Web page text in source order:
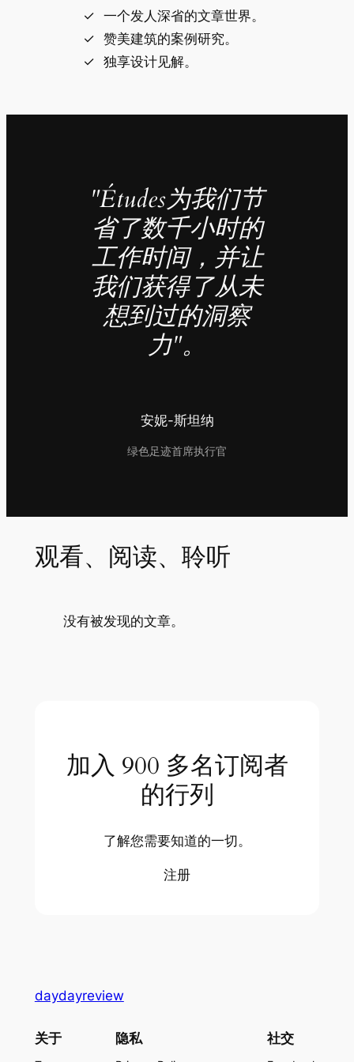
一个发人深省的文章世界。
赞美建筑的案例研究。
独享设计见解。
"Études为我们节
省了数千小时的
工作时间，并让
我们获得了从未
想到过的洞察
力"。
安妮-斯坦纳
绿色足迹首席执行官
观看、阅读、聆听
没有被发现的文章。
加入 900 多名订阅者
的行列
了解您需要知道的一切。
注册
daydayreview
关于 隐私 社交